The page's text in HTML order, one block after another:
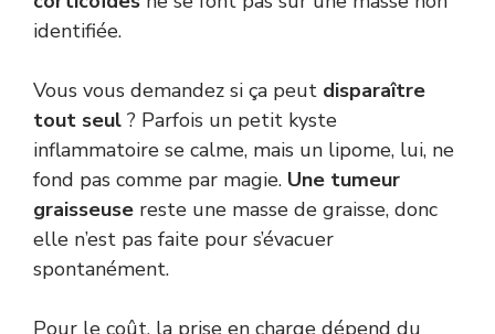
identifiée.
Vous vous demandez si ça peut disparaître
tout seul ? Parfois un petit kyste
inflammatoire se calme, mais un lipome, lui, ne
fond pas comme par magie. Une tumeur
graisseuse reste une masse de graisse, donc
elle n’est pas faite pour s’évacuer
spontanément.
Pour le coût, la prise en charge dépend du